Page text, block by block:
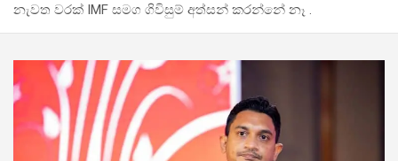
නැවත වරක් IMF සමග ගිවිසුම් අත්සන් කරන්නේ නෑ .